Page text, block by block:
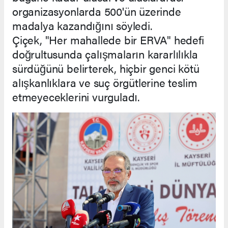
organizasyonlarda 500'ün üzerinde
madalya kazandığını söyledi.
Çiçek, "Her mahallede bir ERVA" hedefi
doğrultusunda çalışmaların kararlılıkla
sürdüğünü belirterek, hiçbir genci kötü
alışkanlıklara ve suç örgütlerine teslim
etmeyeceklerini vurguladı.